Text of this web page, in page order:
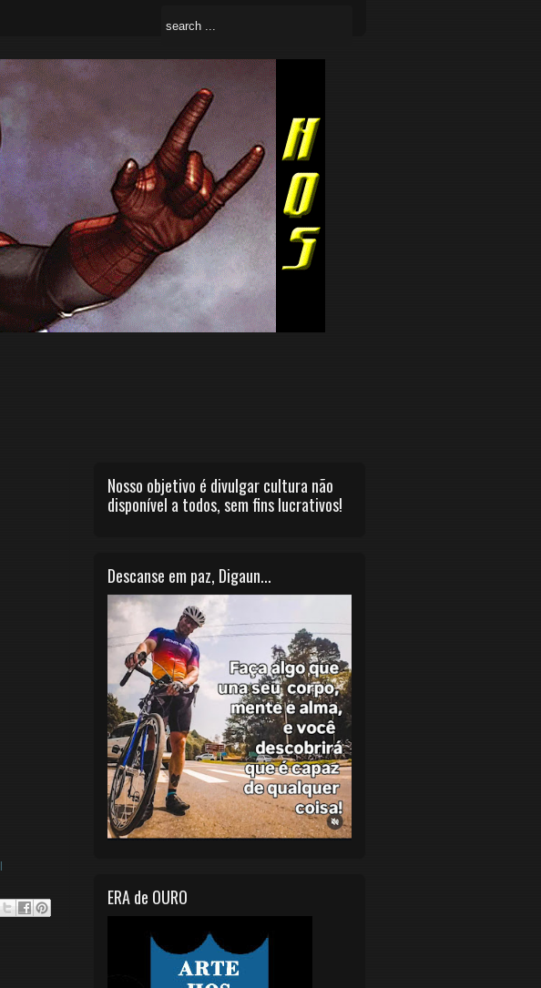
Nosso objetivo é divulgar cultura não
disponível a todos, sem fins lucrativos!
Descanse em paz, Digaun...
ERA de OURO